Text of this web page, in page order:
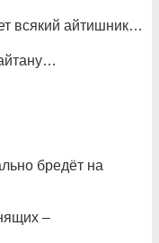
всякий айтишник…
бредёт на
–